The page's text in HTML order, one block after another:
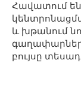
Հավատում
և խթանում
բույսը